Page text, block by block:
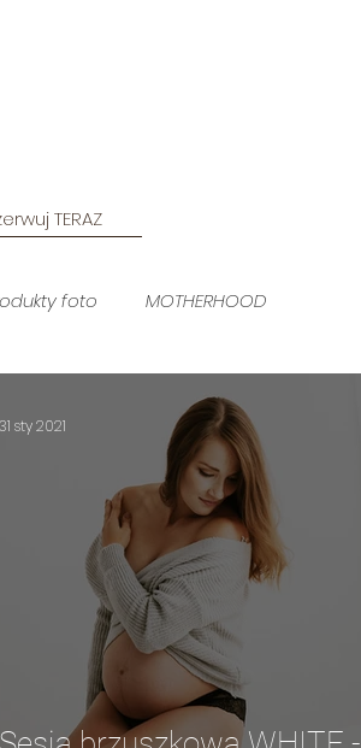
TERAZ
foto MOTHERHOOD
Sesja męska
sesja plenerowa
sesja rodzinna Plenerowa
31 sty 2021